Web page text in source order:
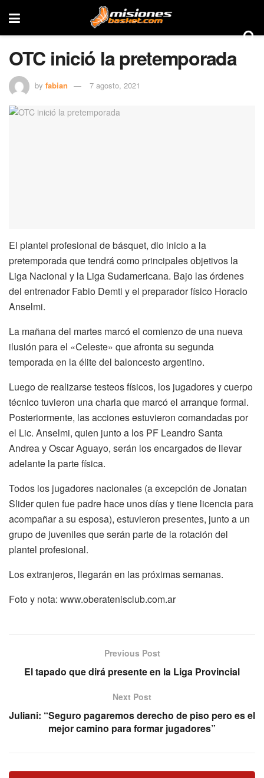
OTC inició la pretemporada
by fabian 7 agosto, 2021
El plantel profesional de básquet, dio inicio a la
pretemporada que tendrá como principales objetivos la
Liga Nacional y la Liga Sudamericana. Bajo las órdenes
del entrenador Fabio Demti y el preparador físico Horacio
Anselmi.
La mañana del martes marcó el comienzo de una nueva
ilusión para el «Celeste» que afronta su segunda
temporada en la élite del baloncesto argentino.
Luego de realizarse testeos físicos, los jugadores y cuerpo
técnico tuvieron una charla que marcó el arranque formal.
Posteriormente, las acciones estuvieron comandadas por
el Lic. Anselmi, quien junto a los PF Leandro Santa
Andrea y Oscar Aguayo, serán los encargados de llevar
adelante la parte física.
Todos los jugadores nacionales (a excepción de Jonatan
Slider quien fue padre hace unos días y tiene licencia para
acompañar a su esposa), estuvieron presentes, junto a un
grupo de juveniles que serán parte de la rotación del
plantel profesional.
Los extranjeros, llegarán en las próximas semanas.
Foto y nota: www.oberatenisclub.com.ar
Previous Post
El tapado que dirá presente en la Liga Provincial
Next Post
Juliani: “Seguro pagaremos derecho de piso pero es el
mejor camino para formar jugadores”